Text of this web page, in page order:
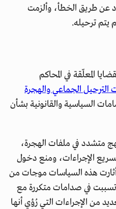
عن طريق الخطأ، وألزمت
يتم ترحيله.
المعلّقة في المحاكم
الترحيل الجماعي والهجرة
السياسية والقانونية بشأن
متشدد في ملفات الهجرة،
الإجراءات، ومنع دخول
هذه السياسات موجات من
في صدامات متكررة مع
من الإجراءات التي رُؤي أنها